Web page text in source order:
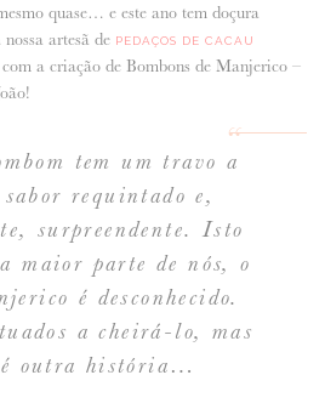
quase… e este ano tem doçura
artesã de PEDAÇOS DE CACAU
a criação de Bombons de Manjerico –
tem um travo a
requintado e,
surpreendente. Isto
maior parte de nós, o
é desconhecido.
a cheirá-lo, mas
é outra história…